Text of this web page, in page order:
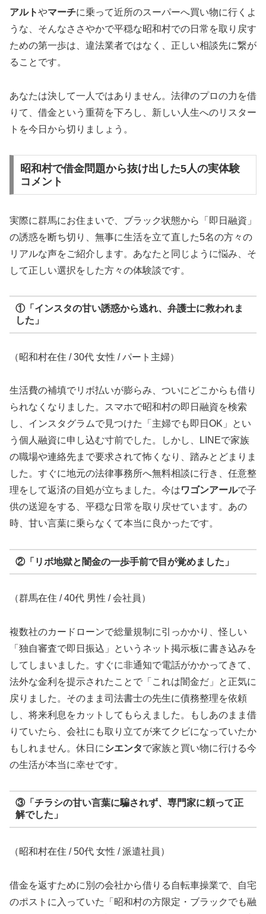
アルトやマーチに乗って近所のスーパーへ買い物に行くよ
うな、そんなささやかで平穏な昭和村での日常を取り戻す
ための第一歩は、違法業者ではなく、正しい相談先に繋が
ることです。
あなたは決して一人ではありません。法律のプロの力を借
りて、借金という重荷を下ろし、新しい人生へのリスター
トを今日から切りましょう。
昭和村で借金問題から抜け出した5人の実体験
コメント
実際に群馬にお住まいで、ブラック状態から「即日融資」
の誘惑を断ち切り、無事に生活を立て直した5名の方々の
リアルな声をご紹介します。あなたと同じように悩み、そ
して正しい選択をした方々の体験談です。
①「インスタの甘い誘惑から逃れ、弁護士に救われま
した」
（昭和村在住 / 30代 女性 / パート主婦）
生活費の補填でリボ払いが膨らみ、ついにどこからも借り
られなくなりました。スマホで昭和村の即日融資を検索
し、インスタグラムで見つけた「主婦でも即日OK」とい
う個人融資に申し込む寸前でした。しかし、LINEで家族
の職場や連絡先まで要求されて怖くなり、踏みとどまりま
した。すぐに地元の法律事務所へ無料相談に行き、任意整
理をして返済の目処が立ちました。今はワゴンアールで子
供の送迎をする、平穏な日常を取り戻せています。あの
時、甘い言葉に乗らなくて本当に良かったです。
②「リボ地獄と闇金の一歩手前で目が覚めました」
（群馬在住 / 40代 男性 / 会社員）
複数社のカードローンで総量規制に引っかかり、怪しい
「独自審査で即日振込」というネット掲示板に書き込みを
してしまいました。すぐに非通知で電話がかかってきて、
法外な金利を提示されたことで「これは闇金だ」と正気に
戻りました。そのまま司法書士の先生に債務整理を依頼
し、将来利息をカットしてもらえました。もしあのまま借
りていたら、会社にも取り立てが来てクビになっていたか
もしれません。休日にシエンタで家族と買い物に行ける今
の生活が本当に幸せです。
③「チラシの甘い言葉に騙されず、専門家に頼って正
解でした」
（昭和村在住 / 50代 女性 / 派遣社員）
借金を返すために別の会社から借りる自転車操業で、自宅
のポストに入っていた「昭和村の方限定・ブラックでも融